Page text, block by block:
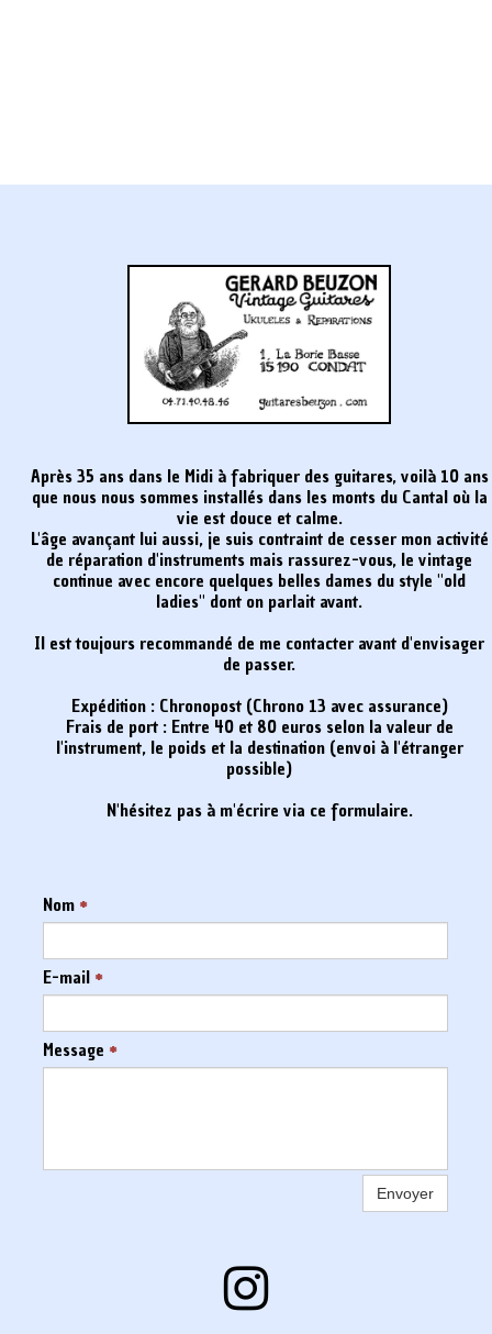
Après 35 ans dans le Midi à fabriquer des guitares, voilà 10 ans
que nous nous sommes installés dans les monts du Cantal où la
vie est douce et calme.
L'âge avançant lui aussi, je suis contraint de cesser mon activité
de réparation d'instruments mais rassurez-vous, le vintage
continue avec encore quelques belles dames du style "old
ladies" dont on parlait avant.
Il est toujours recommandé de me contacter avant d'envisager
de passer.
Expédition : Chronopost (Chrono 13 avec assurance)
Frais de port : Entre 40 et 80 euros selon la valeur de
l'instrument, le poids et la destination (envoi à l'étranger
possible)
N'hésitez pas à m'écrire via ce formulaire.
Nom *
E-mail *
Message *
Envoyer
